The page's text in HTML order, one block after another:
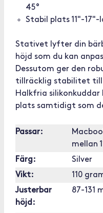
45°
Stabil plats 11"-17"-
Stativet lyfter din
höjd som du kan
Dessutom ger den
tillräcklig stabilitet
Halkfria
plats samtidigt som
Passar:
mellan
Färg:
Silver
Vikt:
110
Justerbar
höjd:
87-131